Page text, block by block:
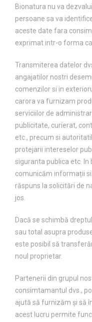
Bionatura nu va
persoane sa va
aceste date fara
exprimat intr-o forma
Transmiterea datelor
angajatilor nostri
comenzilor si in
carora va furnizam
serviciilor de
publicitate, curierat,
etc., precum si
protejarii intereselor
siguranta publica etc. In
comunicăm informații
răspuns la solicitări de
jos.
Dacă se schimbă
sau total asupra
este posibil să
noul proprietar.
Partenerii din grupul
consimtamantul dvs.,
ajută să furnizăm și să
acest lucru permite